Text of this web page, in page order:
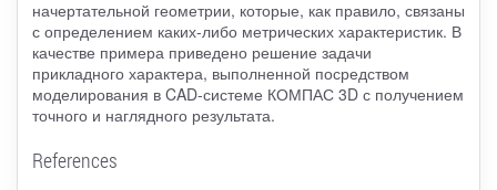
начертательной геометрии, которые, как правило, связаны
с определением каких-либо метрических характеристик. В
качестве примера приведено решение задачи
прикладного характера, выполненной посредством
моделирования в CAD-системе КОМПАС 3D с получением
точного и наглядного результата.
References